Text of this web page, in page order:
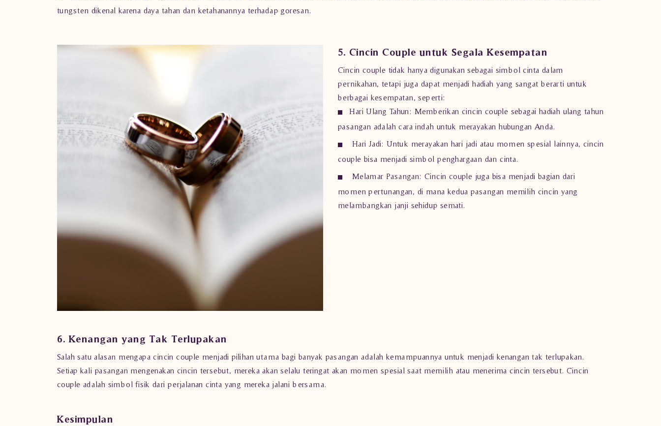
tungsten dikenal karena daya tahan dan ketahanannya terhadap goresan.
5. Cincin Couple untuk Segala Kesempatan
Cincin couple tidak hanya digunakan sebagai simbol cinta dalam
pernikahan, tetapi juga dapat menjadi hadiah yang sangat berarti untuk
berbagai kesempatan, seperti:
Hari Ulang Tahun: Memberikan cincin couple sebagai hadiah ulang tahun
pasangan adalah cara indah untuk merayakan hubungan Anda.
Hari Jadi: Untuk merayakan hari jadi atau momen spesial lainnya, cincin
couple bisa menjadi simbol penghargaan dan cinta.
Melamar Pasangan: Cincin couple juga bisa menjadi bagian dari
momen pertunangan, di mana kedua pasangan memilih cincin yang
melambangkan janji sehidup semati.
6. Kenangan yang Tak Terlupakan
Salah satu alasan mengapa cincin couple menjadi pilihan utama bagi banyak pasangan adalah kemampuannya untuk menjadi kenangan tak terlupakan.
Setiap kali pasangan mengenakan cincin tersebut, mereka akan selalu teringat akan momen spesial saat memilih atau menerima cincin tersebut. Cincin
couple adalah simbol fisik dari perjalanan cinta yang mereka jalani bersama.
Kesimpulan